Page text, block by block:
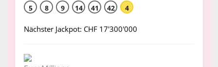
5 8 9 14 41 42 4
Nächster Jackpot: CHF 17'300'000